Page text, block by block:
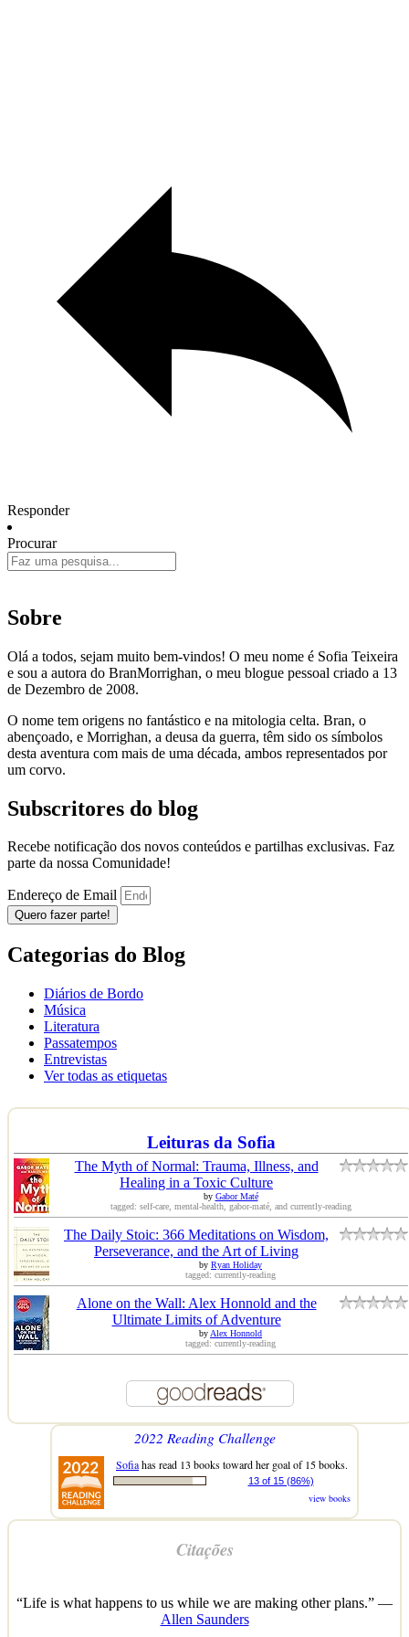
Responder
Procurar
Sobre
Olá a todos, sejam muito bem-vindos! O meu nome é Sofia Teixeira
e sou a autora do BranMorrighan, o meu blogue pessoal criado a 13
de Dezembro de 2008.
O nome tem origens no fantástico e na mitologia celta. Bran, o
abençoado, e Morrighan, a deusa da guerra, têm sido os símbolos
desta aventura com mais de uma década, ambos representados por
um corvo.
Subscritores do blog
Recebe notificação dos novos conteúdos e partilhas exclusivas. Faz
parte da nossa Comunidade!
Endereço de Email
Quero fazer parte!
Categorias do Blog
Diários de Bordo
Música
Literatura
Passatempos
Entrevistas
Ver todas as etiquetas
Leituras da Sofia
The Myth of Normal: Trauma, Illness, and
Healing in a Toxic Culture
by Gabor Maté
tagged: self-care, mental-health, gabor-maté, and currently-reading
The Daily Stoic: 366 Meditations on Wisdom,
Perseverance, and the Art of Living
by Ryan Holiday
tagged: currently-reading
Alone on the Wall: Alex Honnold and the
Ultimate Limits of Adventure
by Alex Honnold
tagged: currently-reading
2022 Reading Challenge
Sofiahas read 13 books toward her goal of 15 books.
13 of 15 (86%)
view books
Citações
“Life is what happens to us while we are making other plans.” —
Allen Saunders